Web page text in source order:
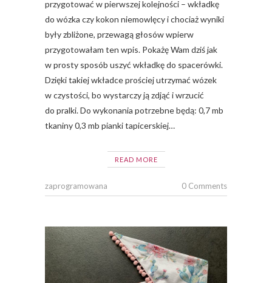
przygotować w pierwszej kolejności – wkładkę
do wózka czy kokon niemowlęcy i chociaż wyniki
były zbliżone, przewagą głosów wpierw
przygotowałam ten wpis. Pokażę Wam dziś jak
w prosty sposób uszyć wkładkę do spacerówki.
Dzięki takiej wkładce prościej utrzymać wózek
w czystości, bo wystarczy ją zdjąć i wrzucić
do pralki. Do wykonania potrzebne będą: 0,7 mb
tkaniny 0,3 mb pianki tapicerskiej…
READ MORE
zaprogramowana 0 Comments